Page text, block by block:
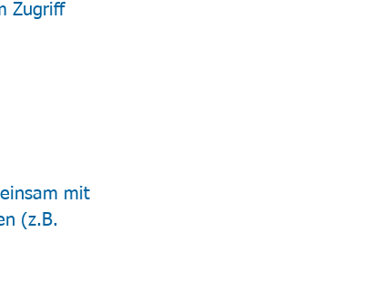
Zugriff
mit
(z.B.